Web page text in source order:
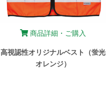
商品詳細・ご購入
高視認性オリジナルベスト（蛍光
オレンジ）